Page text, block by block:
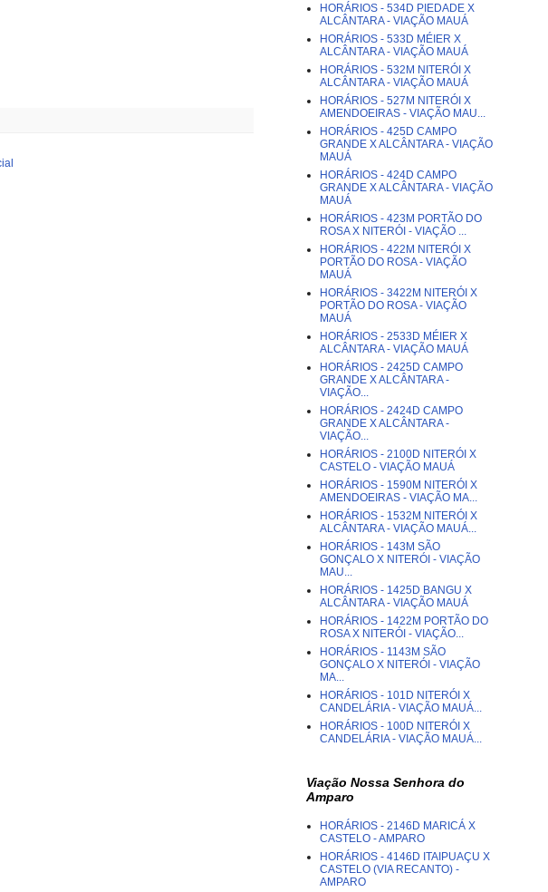
HORÁRIOS - 534D PIEDADE X
ALCÂNTARA - VIAÇÃO MAUÁ
HORÁRIOS - 533D MÉIER X
ALCÂNTARA - VIAÇÃO MAUÁ
HORÁRIOS - 532M NITERÓI X
ALCÂNTARA - VIAÇÃO MAUÁ
HORÁRIOS - 527M NITERÓI X
AMENDOEIRAS - VIAÇÃO MAU...
HORÁRIOS - 425D CAMPO
GRANDE X ALCÂNTARA - VIAÇÃO
MAUÁ
HORÁRIOS - 424D CAMPO
GRANDE X ALCÂNTARA - VIAÇÃO
MAUÁ
HORÁRIOS - 423M PORTÃO DO
ROSA X NITERÓI - VIAÇÃO ...
HORÁRIOS - 422M NITERÓI X
PORTÃO DO ROSA - VIAÇÃO
MAUÁ
HORÁRIOS - 3422M NITERÓI X
PORTÃO DO ROSA - VIAÇÃO
MAUÁ
HORÁRIOS - 2533D MÉIER X
ALCÂNTARA - VIAÇÃO MAUÁ
HORÁRIOS - 2425D CAMPO
GRANDE X ALCÂNTARA -
VIAÇÃO...
HORÁRIOS - 2424D CAMPO
GRANDE X ALCÂNTARA -
VIAÇÃO...
HORÁRIOS - 2100D NITERÓI X
CASTELO - VIAÇÃO MAUÁ
HORÁRIOS - 1590M NITERÓI X
AMENDOEIRAS - VIAÇÃO MA...
HORÁRIOS - 1532M NITERÓI X
ALCÂNTARA - VIAÇÃO MAUÁ...
HORÁRIOS - 143M SÃO
GONÇALO X NITERÓI - VIAÇÃO
MAU...
HORÁRIOS - 1425D BANGU X
ALCÂNTARA - VIAÇÃO MAUÁ
HORÁRIOS - 1422M PORTÃO DO
ROSA X NITERÓI - VIAÇÃO...
HORÁRIOS - 1143M SÃO
GONÇALO X NITERÓI - VIAÇÃO
MA...
HORÁRIOS - 101D NITERÓI X
CANDELÁRIA - VIAÇÃO MAUÁ...
HORÁRIOS - 100D NITERÓI X
CANDELÁRIA - VIAÇÃO MAUÁ...
Viação Nossa Senhora do
Amparo
HORÁRIOS - 2146D MARICÁ X
CASTELO - AMPARO
HORÁRIOS - 4146D ITAIPUAÇU X
CASTELO (VIA RECANTO) -
AMPARO